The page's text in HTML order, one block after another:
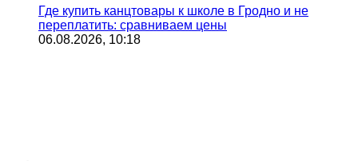
Где купить канцтовары к школе в Гродно и не
переплатить: сравниваем цены
06.08.2026, 10:18